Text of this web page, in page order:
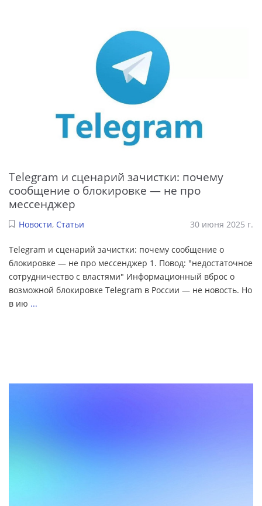
Telegram и сценарий зачистки: почему
сообщение о блокировке — не про
мессенджер
Новости, Статьи 30 июня 2025 г.
Telegram и сценарий зачистки: почему сообщение о
блокировке — не про мессенджер 1. Повод: "недостаточное
сотрудничество с властями" Информационный вброс о
возможной блокировке Telegram в России — не новость. Но
в ию ...